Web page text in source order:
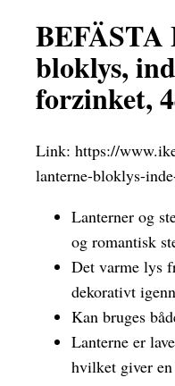
BEFÄSTA
bloklys,
forzinket,
Link: https://
lanterne-bloklys-
Lanterner og
og romantisk
Det varme lys
dekorativt
Kan bruges
Lanterne er
hvilket giver